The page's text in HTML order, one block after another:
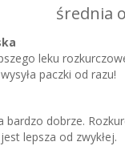
skurczowych mięśni
kamicą dróg
zapaleniem
zapaleniem
skurczowych mięśni
kamica
moczowego, bolesne
w stanach
średnia
leku
paczki od razu!
bardzo dobrze.
lepsza od zwykłej.